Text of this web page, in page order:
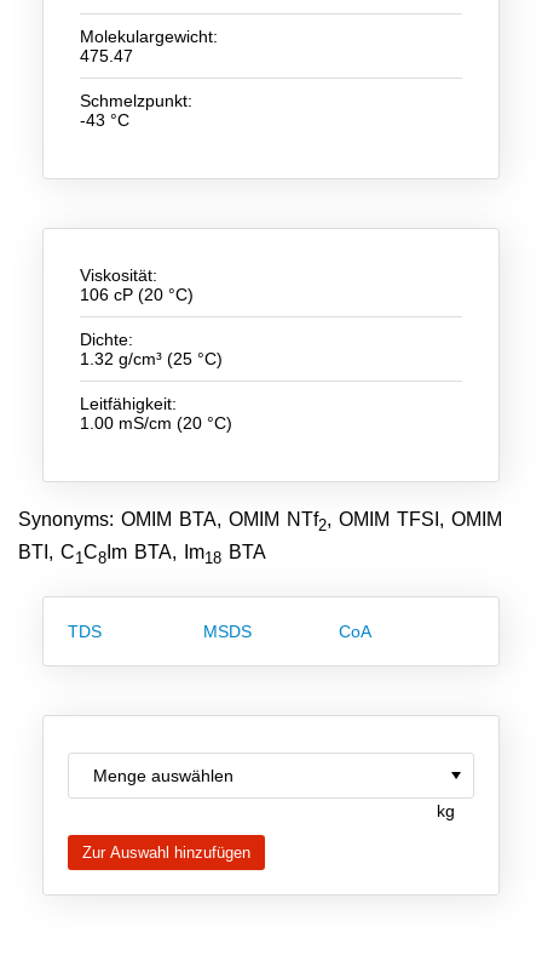
Technologie
Ionische Flüssigkeiten
Funktionsfluide & Additive
Toxizität von ionischen Flüssigkeiten
Über Uns
Unternehmen
Karriere
Molekulargewicht:
475.47
Schmelzpunkt:
-43 °C
Viskosität:
106 cP (20 °C)
Dichte:
1.32 g/cm³ (25 °C)
Leitfähigkeit:
1.00 mS/cm (20 °C)
Synonyms: OMIM BTA, OMIM NTf2, OMIM TFSI, OMIM
BTI, C1C8 Im BTA, Im18 BTA
TDS MSDS CoA
kg